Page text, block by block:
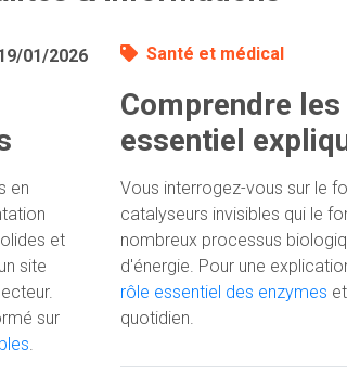
01/2026
en
et
site
sur
.
Santé et médical
Comprendre
essentiel
Vous interrogez-vous sur le
catalyseurs invisibles qui le
nombreux processus
d'énergie. Pour une
rôle essentiel des enzymes
quotidien.